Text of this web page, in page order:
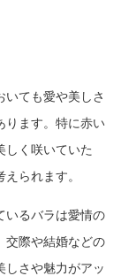
ても愛や美しさ
ります。特に赤い
しく咲いていた
られます。
いるバラは愛情の
交際や結婚などの
しさや魅力がアッ